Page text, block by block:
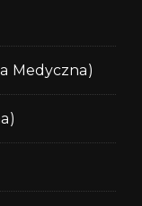
Medyczna)